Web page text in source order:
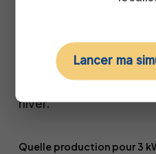
produit environ 1,6
fortes variations : plus
d’été, moins de 0,5
hiver.
Quelle production pour 3
Lancer ma